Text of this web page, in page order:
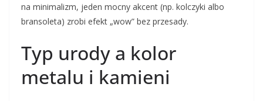
na minimalizm, jeden mocny akcent (np. kolczyki albo
bransoleta) zrobi efekt „wow” bez przesady.
Typ urody a kolor
metalu i kamieni